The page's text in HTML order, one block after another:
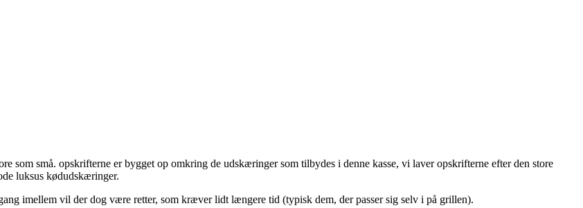
som små. opskrifterne er bygget op omkring de udskæringer som tilbydes i denne kasse, vi laver opskrifterne efter den store
luksus kødudskæringer.
imellem vil der dog være retter, som kræver lidt længere tid (typisk dem, der passer sig selv i på grillen).